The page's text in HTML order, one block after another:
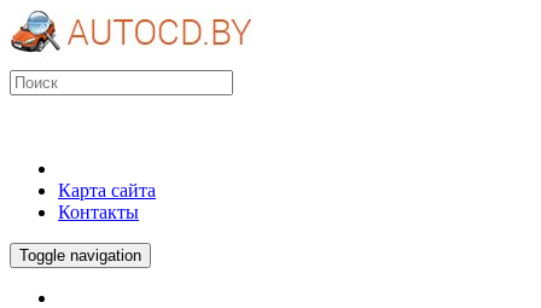
Карта сайта
Контакты
Toggle navigation